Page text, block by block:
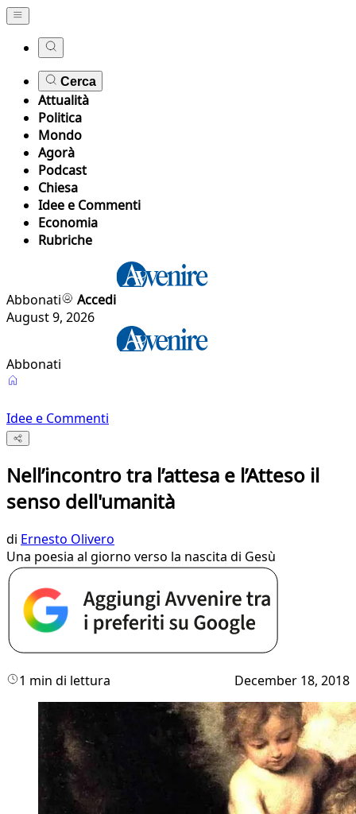
Cerca
Attualità
Politica
Mondo
Agorà
Podcast
Chiesa
Idee e Commenti
Economia
Rubriche
Abbonati
Accedi
August 9, 2026
Abbonati
Idee e Commenti
Nell’incontro tra l’attesa e l’Atteso il
senso dell'umanità
di Ernesto Olivero
Una poesia al giorno verso la nascita di Gesù
1 min di lettura December 18, 2018